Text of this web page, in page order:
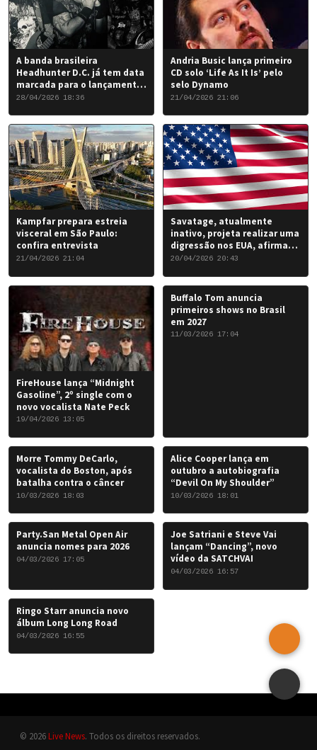
A banda brasileira
Headhunter D.C. já tem data
marcada para o lançamento
do seu novo álbum “Rise of
28/04/2026 18:36
Andria Busic lança primeiro
CD solo ‘Life As It Is’ pelo
selo Dynamo
21/04/2026 21:06
Kampfar prepara estreia
visceral em São Paulo:
confira entrevista
21/04/2026 21:04
Savatage, atualmente
inativo, projeta realizar uma
digressão nos EUA, afirma
Chris Caffery
20/04/2026 20:43
FireHouse lança “Midnight
Gasoline”, 2º single com o
novo vocalista Nate Peck
19/04/2026 13:05
Buffalo Tom anuncia
primeiros shows no Brasil
em 2027
11/03/2026 17:04
Morre Tommy DeCarlo,
vocalista do Boston, após
batalha contra o câncer
10/03/2026 18:03
Alice Cooper lança em
outubro a autobiografia
“Devil On My Shoulder”
10/03/2026 18:01
Party.San Metal Open Air
anuncia nomes para 2026
04/03/2026 17:05
Joe Satriani e Steve Vai
lançam “Dancing”, novo
vídeo da SATCHVAI
04/03/2026 16:57
Ringo Starr anuncia novo
álbum Long Long Road
04/03/2026 16:55
© 2026Live News. Todos os direitos reservados.